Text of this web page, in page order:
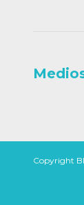
Copyright